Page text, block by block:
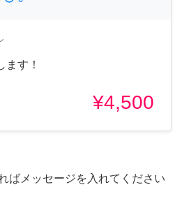
ます！
¥4,500
ばメッセージを入れてください